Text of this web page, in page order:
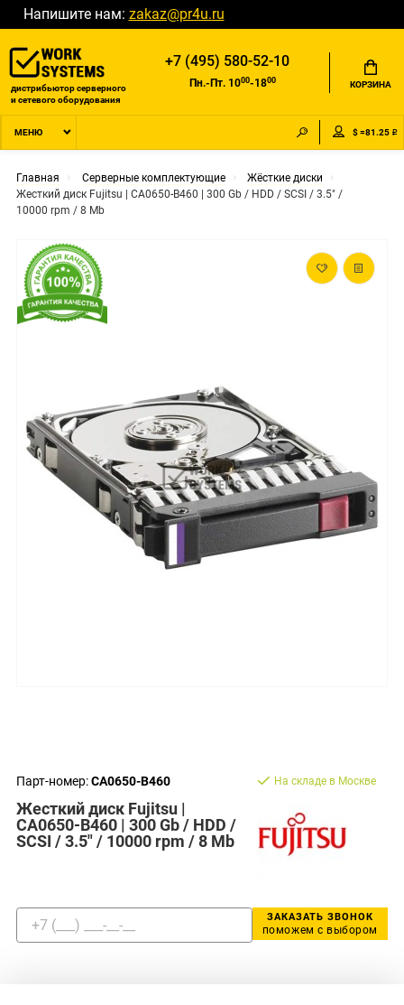
Напишите нам: zakaz@pr4u.ru
дистрибьютор серверного
и сетевого оборудования
+7 (495) 580-52-10
Пн.-Пт. 1000-1800 КОРЗИНА
МЕНЮ $ =81.25 ₽
Главная Серверные комплектующие
Жёсткие диски
Жесткий диск Fujitsu | CA0650-B460 | 300 Gb / HDD / SCSI / 3.5" /
10000 rpm / 8 Mb
Парт-номер:CA0650-B460
Жесткий диск Fujitsu |
CA0650-B460 | 300 Gb / HDD /
SCSI / 3.5" / 10000 rpm / 8 Mb
На складе в Москве
ЗАКАЗАТЬ ЗВОНОК
поможем с выбором